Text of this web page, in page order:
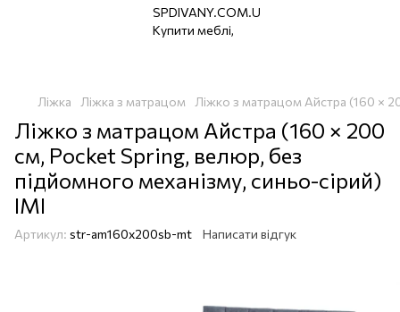
Ліжка Ліжка з матрацом Ліжко з матрацом Айстра (160 ×
Ліжко з матрацом Айстра (160 × 200
см, Pocket Spring, велюр, без
підйомного механізму, синьо-сірий)
IMI
Артикул: str-am160x200sb-mt Написати відгук